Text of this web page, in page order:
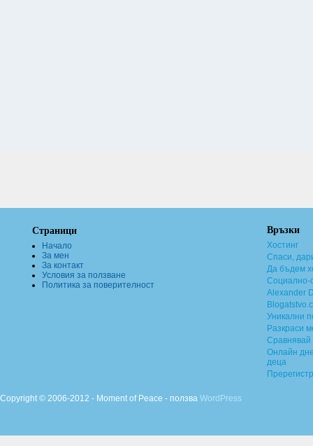
Страници
Начало
За мен
За контакт
Условия за ползване
Политика за поверителност
Връзки
Хостинг
Спаси,
Да бъдем
Социално-
Alexander
Уникални
Разкраси
Сравнявай
Онлайн
деца
Copyright © 2006-2012 - Moment of Peace - ползва WordPress